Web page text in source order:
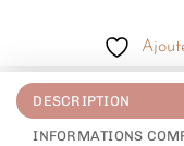
DESCRIPTION
INFORMATIONS